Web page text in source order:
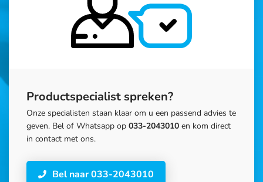
Productspecialist spreken?
Onze specialisten staan klaar om u een passend advies te
geven. Bel of Whatsapp op 033-2043010 en kom direct
in contact met ons.
Bel naar 033-2043010